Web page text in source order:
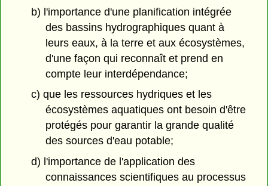
b) l'importance d'une planification intégrée
des bassins hydrographiques quant à
leurs eaux, à la terre et aux écosystèmes,
d'une façon qui reconnaît et prend en
compte leur interdépendance;
c) que les ressources hydriques et les
écosystèmes aquatiques ont besoin d'être
protégés pour garantir la grande qualité
des sources d'eau potable;
d) l'importance de l'application des
connaissances scientifiques au processus